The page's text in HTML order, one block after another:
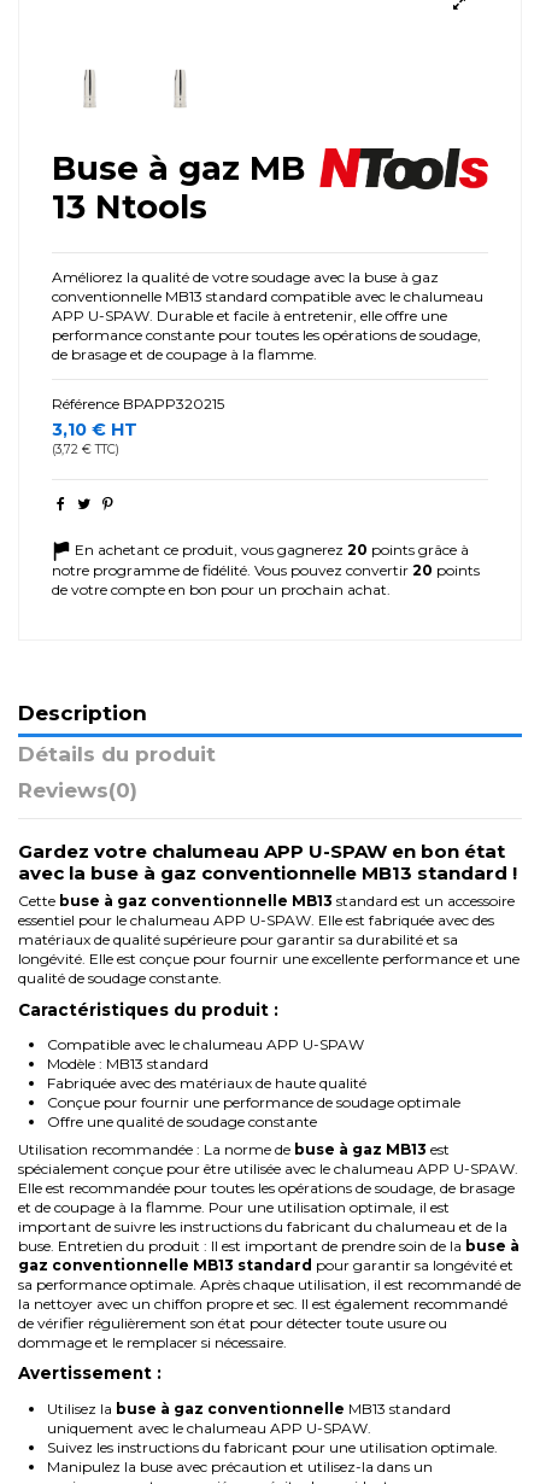
Buse à gaz MB
13 Ntools
Améliorez la qualité de votre soudage avec la buse à gaz
conventionnelle MB13 standard compatible avec le chalumeau
APP U-SPAW. Durable et facile à entretenir, elle offre une
performance constante pour toutes les opérations de soudage,
de brasage et de coupage à la flamme.
Référence BPAPP320215
3,10 € HT
(3,72 € TTC)
En achetant ce produit, vous gagnerez 20 points grâce à
notre programme de fidélité. Vous pouvez convertir 20 points
de votre compte en bon pour un prochain achat.
Description
Détails du produit
Reviews(0)
Gardez votre chalumeau APP U-SPAW en bon état
avec la buse à gaz conventionnelle MB13 standard !
Cette buse à gaz conventionnelle MB13 standard est un accessoire
essentiel pour le chalumeau APP U-SPAW. Elle est fabriquée avec des
matériaux de qualité supérieure pour garantir sa durabilité et sa
longévité. Elle est conçue pour fournir une excellente performance et une
qualité de soudage constante.
Caractéristiques du produit :
Compatible avec le chalumeau APP U-SPAW
Modèle : MB13 standard
Fabriquée avec des matériaux de haute qualité
Conçue pour fournir une performance de soudage optimale
Offre une qualité de soudage constante
Utilisation recommandée : La norme de buse à gaz MB13 est
spécialement conçue pour être utilisée avec le chalumeau APP U-SPAW.
Elle est recommandée pour toutes les opérations de soudage, de brasage
et de coupage à la flamme. Pour une utilisation optimale, il est
important de suivre les instructions du fabricant du chalumeau et de la
buse. Entretien du produit : Il est important de prendre soin de la buse à
gaz conventionnelle MB13 standard pour garantir sa longévité et
sa performance optimale. Après chaque utilisation, il est recommandé de
la nettoyer avec un chiffon propre et sec. Il est également recommandé
de vérifier régulièrement son état pour détecter toute usure ou
dommage et le remplacer si nécessaire.
Avertissement :
Utilisez la buse à gaz conventionnelle MB13 standard
uniquement avec le chalumeau APP U-SPAW.
Suivez les instructions du fabricant pour une utilisation optimale.
Manipulez la buse avec précaution et utilisez-la dans un